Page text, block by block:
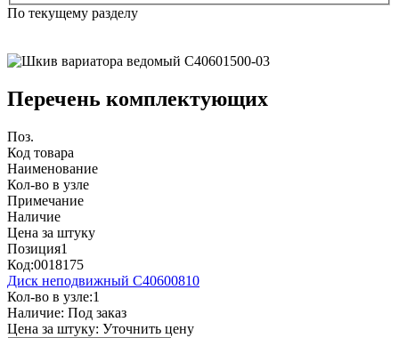
По текущему разделу
Перечень комплектующих
Поз.
Код товара
Наименование
Кол-во в узле
Примечание
Наличие
Цена за штуку
Позиция1
Код:0018175
Диск неподвижный C40600810
Кол-во в узле:1
Наличие: Под заказ
Цена за штуку: Уточнить цену